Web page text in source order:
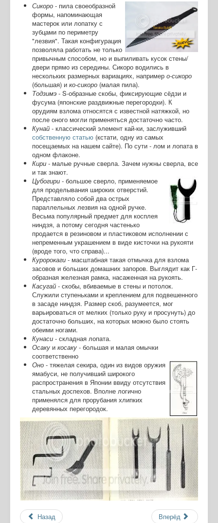
Сикоро - пила своеобразной
формы, напоминающая
мастерок или лопатку с
зубцами по периметру
"лезвия". Такая конфигурация
позволяла работать не только
привычным способом, но и выпиливать кусок стены/
двери прямо из середины. Сикоро водились в
нескольких размерных вариациях, например о-сикоро
(большая) и ко-сикоро (малая пила).
Тодзимэ - S-образные скобы, фиксирующие сёдзи и
фусума (японские раздвижные перегородки). К
орудиям взлома относятся с известной натяжкой, но
после оного могли применяться достаточно часто.
Кунай - классический элемент кай-ки, заслуживший
собственную статью (кстати, одну из самых
посещаемых на нашем сайте). По сути - лом и лопата в
одном флаконе.
Кири - малые ручные сверла. Зачем нужны сверла, все
и так знают.
Цубогири - большое сверло, применяемое
для проделывания широких отверстий.
Представляло собой два острых
параллельных лезвия на одной ручке.
Весьма популярный предмет для косплея
ниндзя, а потому сегодня частенько
продается в резиновом и пластиковом исполнении с
непременным украшением в виде кисточки на рукояти
(вроде того, что справа)...
Куророкаги - масштабная такая отмычка для взлома
засовов и больших домашних запоров. Выглядит как Г-
образная железная рамка, насаженная на рукоять.
Касугай - скобы, вбиваемые в стены и потолок.
Служили ступеньками и креплением для подвешенного
в засаде ниндзя. Размер скоб, разумеется, мог
варьироваться от мелких (только руку и просунуть) до
достаточно больших, на которых можно было стоять
обеими ногами.
Кунаси - складная лопата.
Осаку и косаку - большая и малая омычки
соответственно
Оно - тяжелая секира, один из видов оружия
ямабуси, не получивший широкого
распространения в Японии ввиду отсутствия
стальных доспехов. Вполне логично
применялся для прорубания хлипких
деревянных перегородок.
Назад Вперёд